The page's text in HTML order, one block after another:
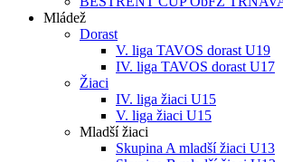
Mládež
Dorast
V. liga TAVOS dorast U19
IV. liga TAVOS dorast U17
Žiaci
IV. liga žiaci U15
V. liga žiaci U15
Mladší žiaci
Skupina A mladší žiaci U13